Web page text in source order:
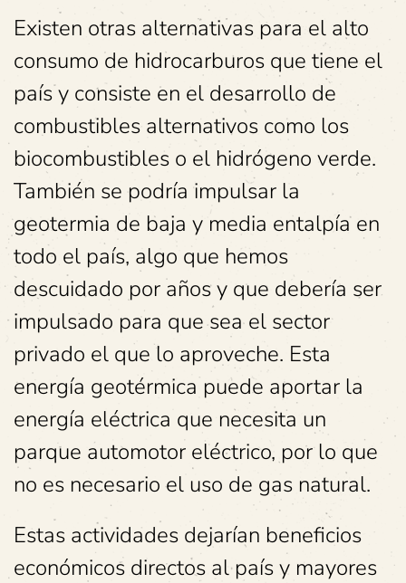
Existen otras alternativas para el alto
consumo de hidrocarburos que tiene el
país y consiste en el desarrollo de
combustibles alternativos como los
biocombustibles o el hidrógeno verde.
También se podría impulsar la
geotermia de baja y media entalpía en
todo el país, algo que hemos
descuidado por años y que debería ser
impulsado para que sea el sector
privado el que lo aproveche. Esta
energía geotérmica puede aportar la
energía eléctrica que necesita un
parque automotor eléctrico, por lo que
no es necesario el uso de gas natural.
Estas actividades dejarían beneficios
económicos directos al país y mayores